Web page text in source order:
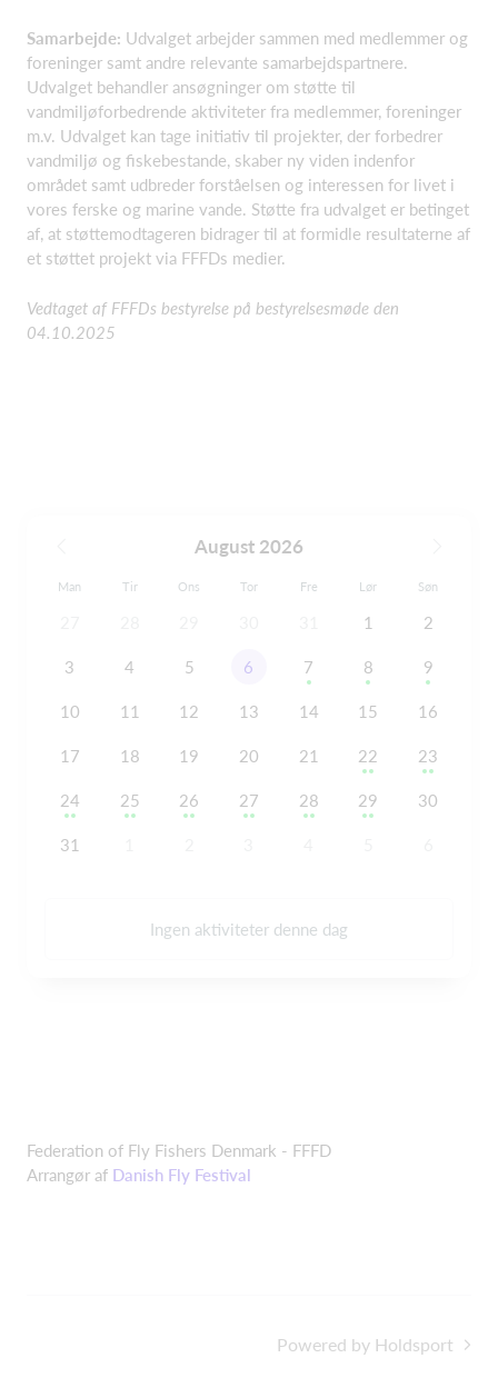
Samarbejde: Udvalget arbejder sammen med medlemmer og
foreninger samt andre relevante samarbejdspartnere.
Udvalget behandler ansøgninger om støtte til
vandmiljøforbedrende aktiviteter fra medlemmer, foreninger
m.v. Udvalget kan tage initiativ til projekter, der forbedrer
vandmiljø og fiskebestande, skaber ny viden indenfor
området samt udbreder forståelsen og interessen for livet i
vores ferske og marine vande. Støtte fra udvalget er betinget
af, at støttemodtageren bidrager til at formidle resultaterne af
et støttet projekt via FFFDs medier.
Vedtaget af FFFDs bestyrelse på bestyrelsesmøde den
04.10.2025
August 2026
Man Tir Ons Tor Fre Lør Søn
1 2
3 4 5 6 7 8 9
10 11 12 13 14 15 16
17 18 19 20 21 22 23
24 25 26 27 28 29 30
31
Ingen aktiviteter denne dag
Federation of Fly Fishers Denmark - FFFD
Arrangør af Danish Fly Festival
Powered by Holdsport